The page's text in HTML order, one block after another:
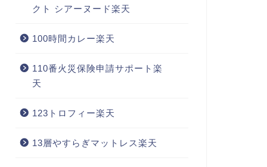
クト シアーヌード楽天
100時間カレー楽天
110番火災保険申請サポート楽
天
123トロフィー楽天
13層やすらぎマットレス楽天